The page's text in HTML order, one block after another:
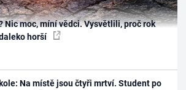
Nic moc, míní vědci. Vysvětlili, proč rok
horší
Na místě jsou čtyři mrtví. Student po